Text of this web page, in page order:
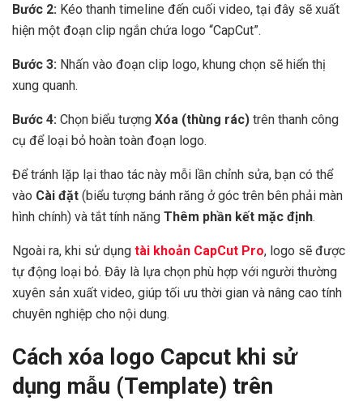
Bước 2: Kéo thanh timeline đến cuối video, tại đây sẽ xuất
hiện một đoạn clip ngắn chứa logo “CapCut”.
Bước 3: Nhấn vào đoạn clip logo, khung chọn sẽ hiển thị
xung quanh.
Bước 4: Chọn biểu tượng Xóa (thùng rác) trên thanh công
cụ để loại bỏ hoàn toàn đoạn logo.
Để tránh lặp lại thao tác này mỗi lần chỉnh sửa, bạn có thể
vào Cài đặt (biểu tượng bánh răng ở góc trên bên phải màn
hình chính) và tắt tính năng Thêm phần kết mặc định.
Ngoài ra, khi sử dụng tài khoản CapCut Pro, logo sẽ được
tự động loại bỏ. Đây là lựa chọn phù hợp với người thường
xuyên sản xuất video, giúp tối ưu thời gian và nâng cao tính
chuyên nghiệp cho nội dung.
Cách xóa logo Capcut khi sử
dụng mẫu (Template) trên